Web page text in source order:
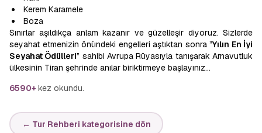
Kerem Karamele
Boza
Sınırlar aşıldıkça anlam kazanır ve güzelleşir diyoruz. Sizlerde
seyahat etmenizin önündeki engelleri aştıktan sonra ”Yılın En İyi
Seyahat Ödülleri” sahibi Avrupa Rüyasıyla tanışarak Arnavutluk
ülkesinin Tiran şehrinde anılar biriktirmeye başlayınız…
6590+ kez okundu.
← Tur Rehberi kategorisine dön